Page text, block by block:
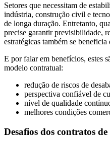
Setores que necessitam de
indústria, construção civil e
de longa duração. Entretanto,
precise garantir previsibilidade,
estratégicas também se
E por falar em benefícios, estes
modelo contratual:
redução de riscos de
perspectiva confiável de
nível de qualidade
melhores condições
Desafios dos contratos